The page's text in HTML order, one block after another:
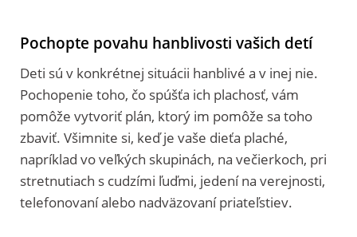
Pochopte povahu hanblivosti vašich detí
Deti sú v konkrétnej situácii hanblivé a v inej nie.
Pochopenie toho, čo spúšťa ich plachosť, vám
pomôže vytvoriť plán, ktorý im pomôže sa toho
zbaviť. Všimnite si, keď je vaše dieťa plaché,
napríklad vo veľkých skupinách, na večierkoch, pri
stretnutiach s cudzími ľuďmi, jedení na verejnosti,
telefonovaní alebo nadväzovaní priateľstiev.